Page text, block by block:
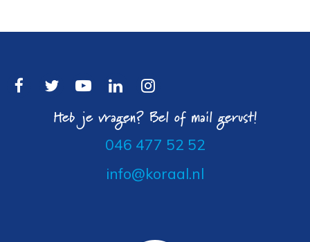
Heb je vragen? Bel of mail gerust!
046 477 52 52
info@koraal.nl